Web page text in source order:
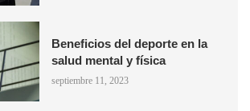
Beneficios del deporte en la
salud mental y física
septiembre 11, 2023